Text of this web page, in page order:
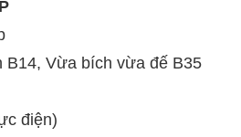
B14, Vừa bích vừa đế B35
điện)